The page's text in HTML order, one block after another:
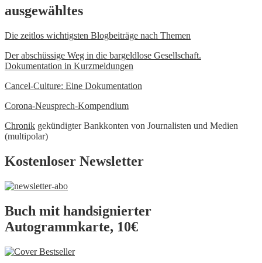
ausgewähltes
Die zeitlos wichtigsten Blogbeiträge nach Themen
Der abschüssige Weg in die bargeldlose Gesellschaft.
Dokumentation in Kurzmeldungen
Cancel-Culture: Eine Dokumentation
Corona-Neusprech-Kompendium
Chronik gekündigter Bankkonten von Journalisten und Medien
(multipolar)
Kostenloser Newsletter
Buch mit handsignierter
Autogrammkarte, 10€